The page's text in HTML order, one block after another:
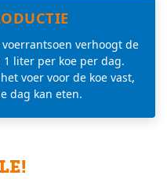
verhoogt de
liter per koe per dag.
voer voor de koe vast,
dag kan eten.